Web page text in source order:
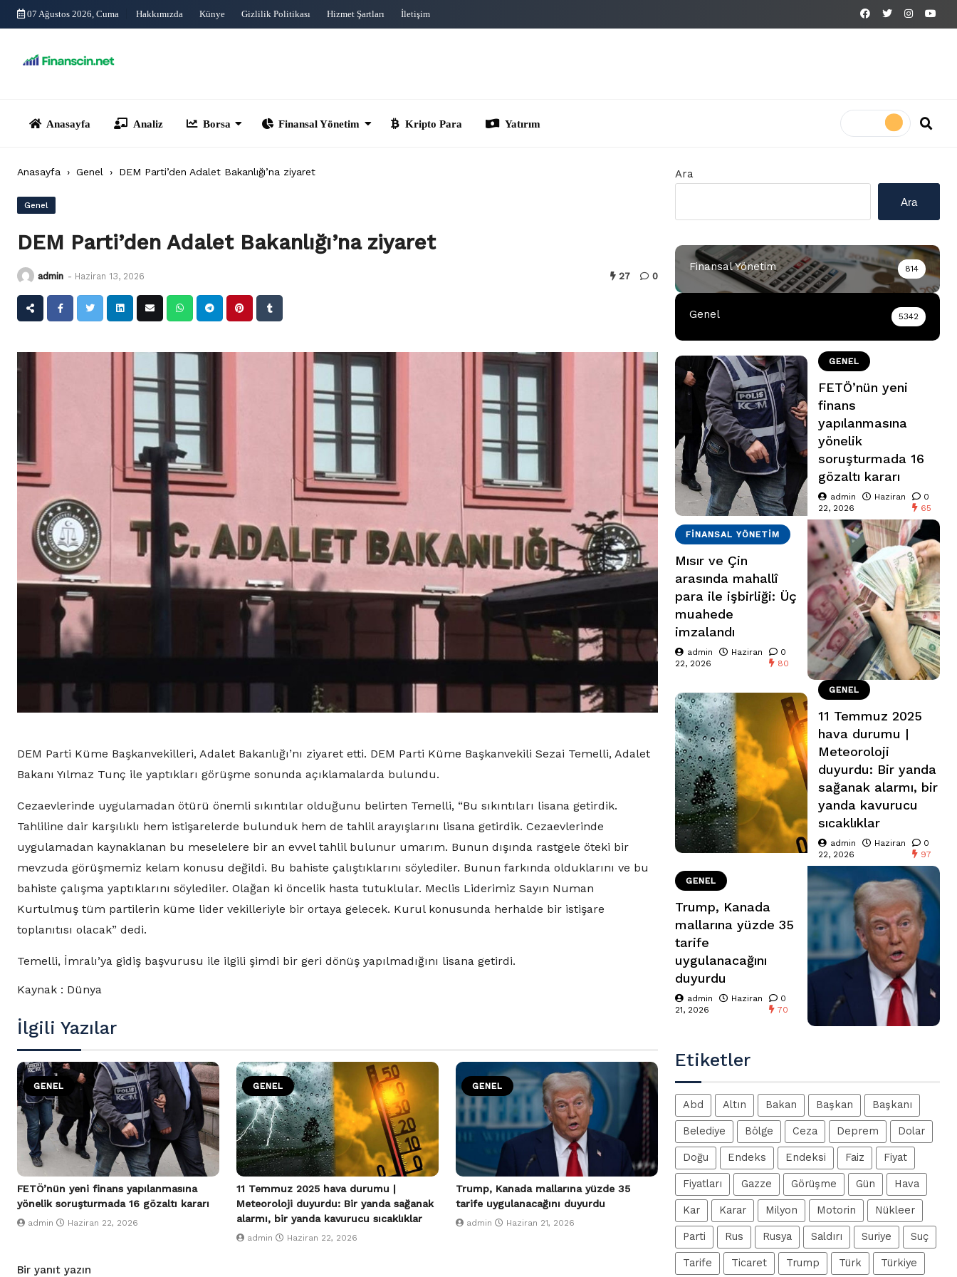
Skip
07 Ağustos 2026, Cuma Hakkımızda Künye Gizlilik Politikası Hizmet Şartları İletişim
Anasayfa › Genel › DEM Parti’den Adalet Bakanlığı’na ziyaret
Genel
DEM Parti’den Adalet Bakanlığı’na ziyaret
admin - Haziran 13, 2026 27 0
DEM Parti Küme Başkanvekilleri, Adalet Bakanlığı’nı ziyaret etti. DEM Parti Küme Başkanvekili Sezai Temelli, Adalet
Bakanı Yılmaz Tunç ile yaptıkları görüşme sonunda açıklamalarda bulundu.
Cezaevlerinde uygulamadan ötürü önemli sıkıntılar olduğunu belirten Temelli, “Bu sıkıntıları lisana getirdik.
Tahliline dair karşılıklı hem istişarelerde bulunduk hem de tahlil arayışlarını lisana getirdik. Cezaevlerinde
uygulamadan kaynaklanan bu meselelere bir an evvel tahlil bulunur umarım. Bunun dışında rastgele öteki bir
mevzuda görüşmemiz kelam konusu değildi. Bu bahiste çalıştıklarını söylediler. Bunun farkında olduklarını ve bu
bahiste çalışma yaptıklarını söylediler. Olağan ki öncelik hasta tutuklular. Meclis Liderimiz Sayın Numan
Kurtulmuş tüm partilerin küme lider vekilleriyle bir ortaya gelecek. Kurul konusunda herhalde bir istişare
toplanıtısı olacak” dedi.
Temelli, İmralı’ya gidiş başvurusu ile ilgili şimdi bir geri dönüş yapılmadığını lisana getirdi.
Kaynak : Dünya
İlgili Yazılar
GENEL
FETÖ’nün yeni finans yapılanmasına
yönelik soruşturmada 16 gözaltı kararı
admin Haziran 22, 2026
GENEL
11 Temmuz 2025 hava durumu |
Meteoroloji duyurdu: Bir yanda sağanak
alarmı, bir yanda kavurucu sıcaklıklar
admin Haziran 22, 2026
GENEL
Trump, Kanada mallarına yüzde 35
tarife uygulanacağını duyurdu
admin Haziran 21, 2026
Bir yanıt yazın
Ara
Ara
Finansal Yönetim 814
Genel 5342
GENEL
FETÖ’nün yeni
finans
yapılanmasına
yönelik
soruşturmada 16
gözaltı kararı
admin
Haziran
22, 2026
0
65
FINANSAL YÖNETIM
Mısır ve Çin
arasında mahallî
para ile işbirliği: Üç
muahede
imzalandı
admin
Haziran
22, 2026
0
80
GENEL
11 Temmuz 2025
hava durumu |
Meteoroloji
duyurdu: Bir yanda
sağanak alarmı, bir
yanda kavurucu
sıcaklıklar
admin
Haziran
22, 2026
0
97
GENEL
Trump, Kanada
mallarına yüzde 35
tarife
uygulanacağını
duyurdu
admin
Haziran
21, 2026
0
70
Etiketler
Abd Altın Bakan Başkan Başkanı
Belediye Bölge Ceza Deprem Dolar
Doğu Endeks Endeksi Faiz Fiyat
Fiyatları Gazze Görüşme Gün Hava
Kar Karar Milyon Motorin Nükleer
Parti Rus Rusya Saldırı Suriye Suç
Tarife Ticaret Trump Türk Türkiye